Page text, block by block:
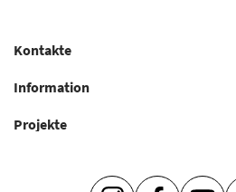
Kontakte
+38 (073) 606 74 43 Pflege
Information
Allgemeine Geschäftsbedingungen
Projekte